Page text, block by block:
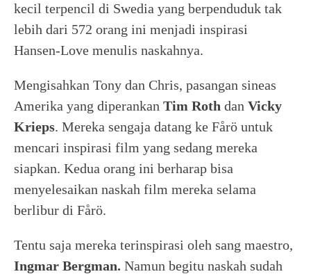
kecil terpencil di Swedia yang berpenduduk tak
lebih dari 572 orang ini menjadi inspirasi
Hansen-Love menulis naskahnya.
Mengisahkan Tony dan Chris, pasangan sineas
Amerika yang diperankan Tim Roth dan Vicky
Krieps. Mereka sengaja datang ke Fårö untuk
mencari inspirasi film yang sedang mereka
siapkan. Kedua orang ini berharap bisa
menyelesaikan naskah film mereka selama
berlibur di Fårö.
Tentu saja mereka terinspirasi oleh sang maestro,
Ingmar Bergman. Namun begitu naskah sudah